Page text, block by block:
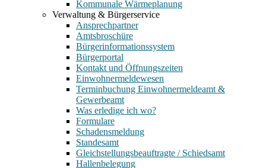
Kommunale Wärmeplanung
Verwaltung & Bürgerservice
Ansprechpartner
Amtsbroschüre
Bürgerinformationssystem
Bürgerportal
Kontakt und Öffnungszeiten
Einwohnermeldewesen
Terminbuchung Einwohnermeldeamt &
Gewerbeamt
Was erledige ich wo?
Formulare
Schadensmeldung
Standesamt
Gleichstellungsbeauftragte / Schiedsamt
Hallenbelegung